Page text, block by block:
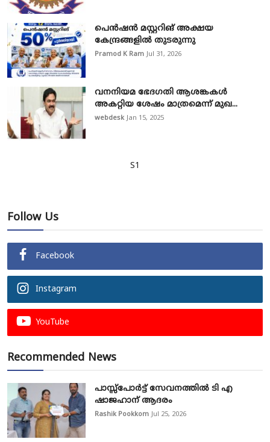
പെൻഷൻ മസ്റ്ററിങ് അക്ഷയ
കേന്ദ്രങ്ങളിൽ തുടരുന്നു
Pramod K Ram Jul 31, 2026
വനനിയമ ഭേദഗതി ആശങ്കകൾ
അകറ്റിയ ശേഷം മാത്രമെന്ന് മുഖ...
webdesk Jan 15, 2025
S1
Follow Us
Facebook
Instagram
YouTube
Recommended News
പാസ്സ്‌പോർട്ട് സേവനത്തിൽ ടി എ
ഷാജഹാന് ആദരം
Rashik Pookkom Jul 25, 2026